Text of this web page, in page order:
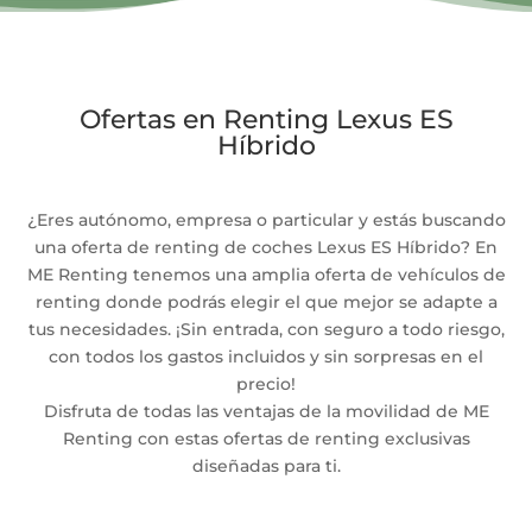
Ofertas en Renting Lexus ES
Híbrido
¿Eres autónomo, empresa o particular y estás buscando
una oferta de renting de coches Lexus ES Híbrido? En
ME Renting tenemos una amplia oferta de vehículos de
renting donde podrás elegir el que mejor se adapte a
tus necesidades. ¡Sin entrada, con seguro a todo riesgo,
con todos los gastos incluidos y sin sorpresas en el
precio!
Disfruta de todas las ventajas de la movilidad de ME
Renting con estas ofertas de renting exclusivas
diseñadas para ti.